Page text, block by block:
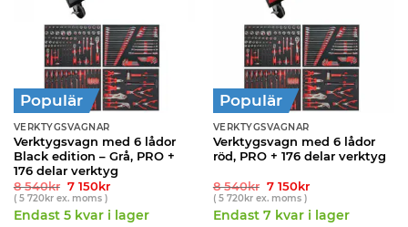
Populär
VERKTYGSVAGNAR
Verktygsvagn med 6 lådor
Black edition – Grå, PRO +
176 delar verktyg
8 540kr Det
ursprungliga
priset
var:
7 150krDet
priset
är:
( 5 720krex. moms )
Endast 5 kvar i lager
Populär
VERKTYGSVAGNAR
Verktygsvagn med 6 lådor
röd, PRO + 176 delar verktyg
8 540kr Det
ursprungliga
priset
var:
7 150krDet
priset
är:
( 5 720krex. moms )
Endast 7 kvar i lager